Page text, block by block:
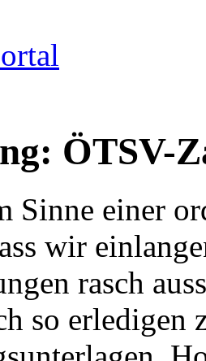
ÖTSV-
Sinne einer
wir
rasch
so erledigen